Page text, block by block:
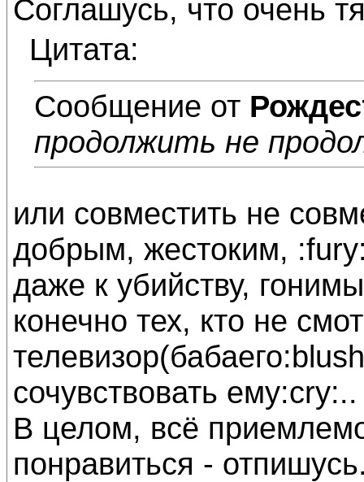
Соглашусь, что очень
Цитата:
Сообщение от
продолжить не
или совместить не
добрым, жестоким,
даже к убийству,
конечно тех, кто не
сочувствовать ему:cry:..
В целом, всё
понравиться -